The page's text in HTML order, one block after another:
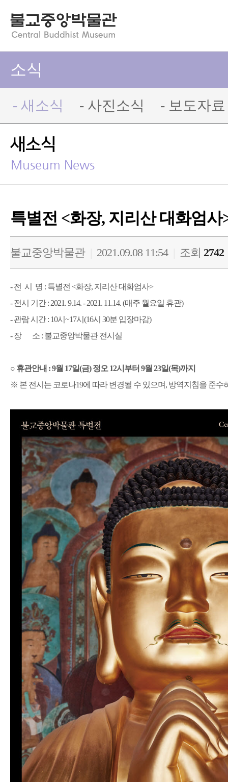
소식
- 새소식 - 사진소식 - 보도자료
새소식
Museum News
특별전 <화장, 지리산 대화엄사
불교중앙박물관 2021.09.08 11:54 조회 2742
- 전 시 명 : 특별전 <화장, 지리산 대화엄사>
- 전시 기간 : 2021. 9.14. - 2021. 11.14. (매주 월요일 휴관)
- 관람 시간 : 10시~17시(16시 30분 입장마감)
- 장 소 : 불교중앙박물관 전시실
○ 휴관안내 : 9월 17일(금) 정오 12시부터 9월 23일(목)까지
※ 본 전시는 코로나19에 따라 변경될 수 있으며, 방역지침을 준수